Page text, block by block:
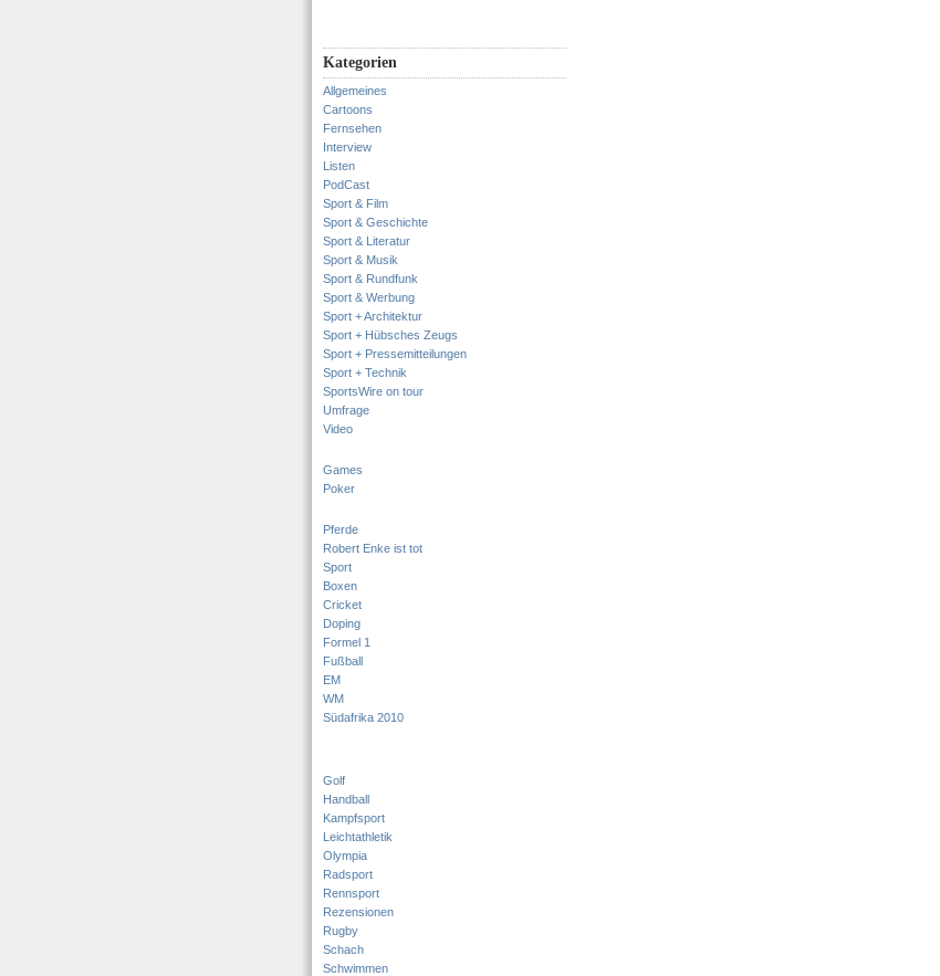
Kategorien
Allgemeines
Cartoons
Fernsehen
Interview
Listen
PodCast
Sport & Film
Sport & Geschichte
Sport & Literatur
Sport & Musik
Sport & Rundfunk
Sport & Werbung
Sport + Architektur
Sport + Hübsches Zeugs
Sport + Pressemitteilungen
Sport + Technik
SportsWire on tour
Umfrage
Video
Games
Poker
Pferde
Robert Enke ist tot
Sport
Boxen
Cricket
Doping
Formel 1
Fußball
EM
WM
Südafrika 2010
Golf
Handball
Kampfsport
Leichtathletik
Olympia
Radsport
Rennsport
Rezensionen
Rugby
Schach
Schwimmen